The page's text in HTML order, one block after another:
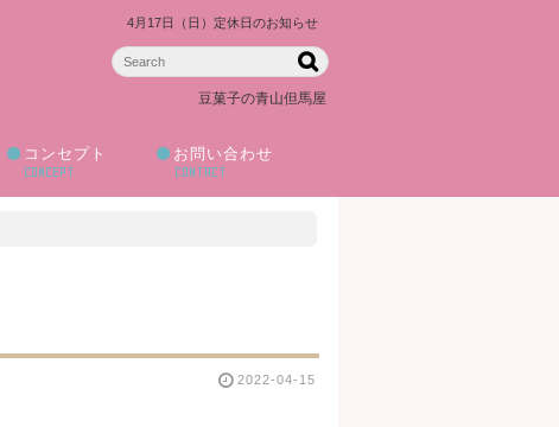
4月17日（日）定休日のお知らせ
豆菓子の青山但馬屋
コンセプト
CONCEPT
お問い合わせ
CONTACT
2022-04-15